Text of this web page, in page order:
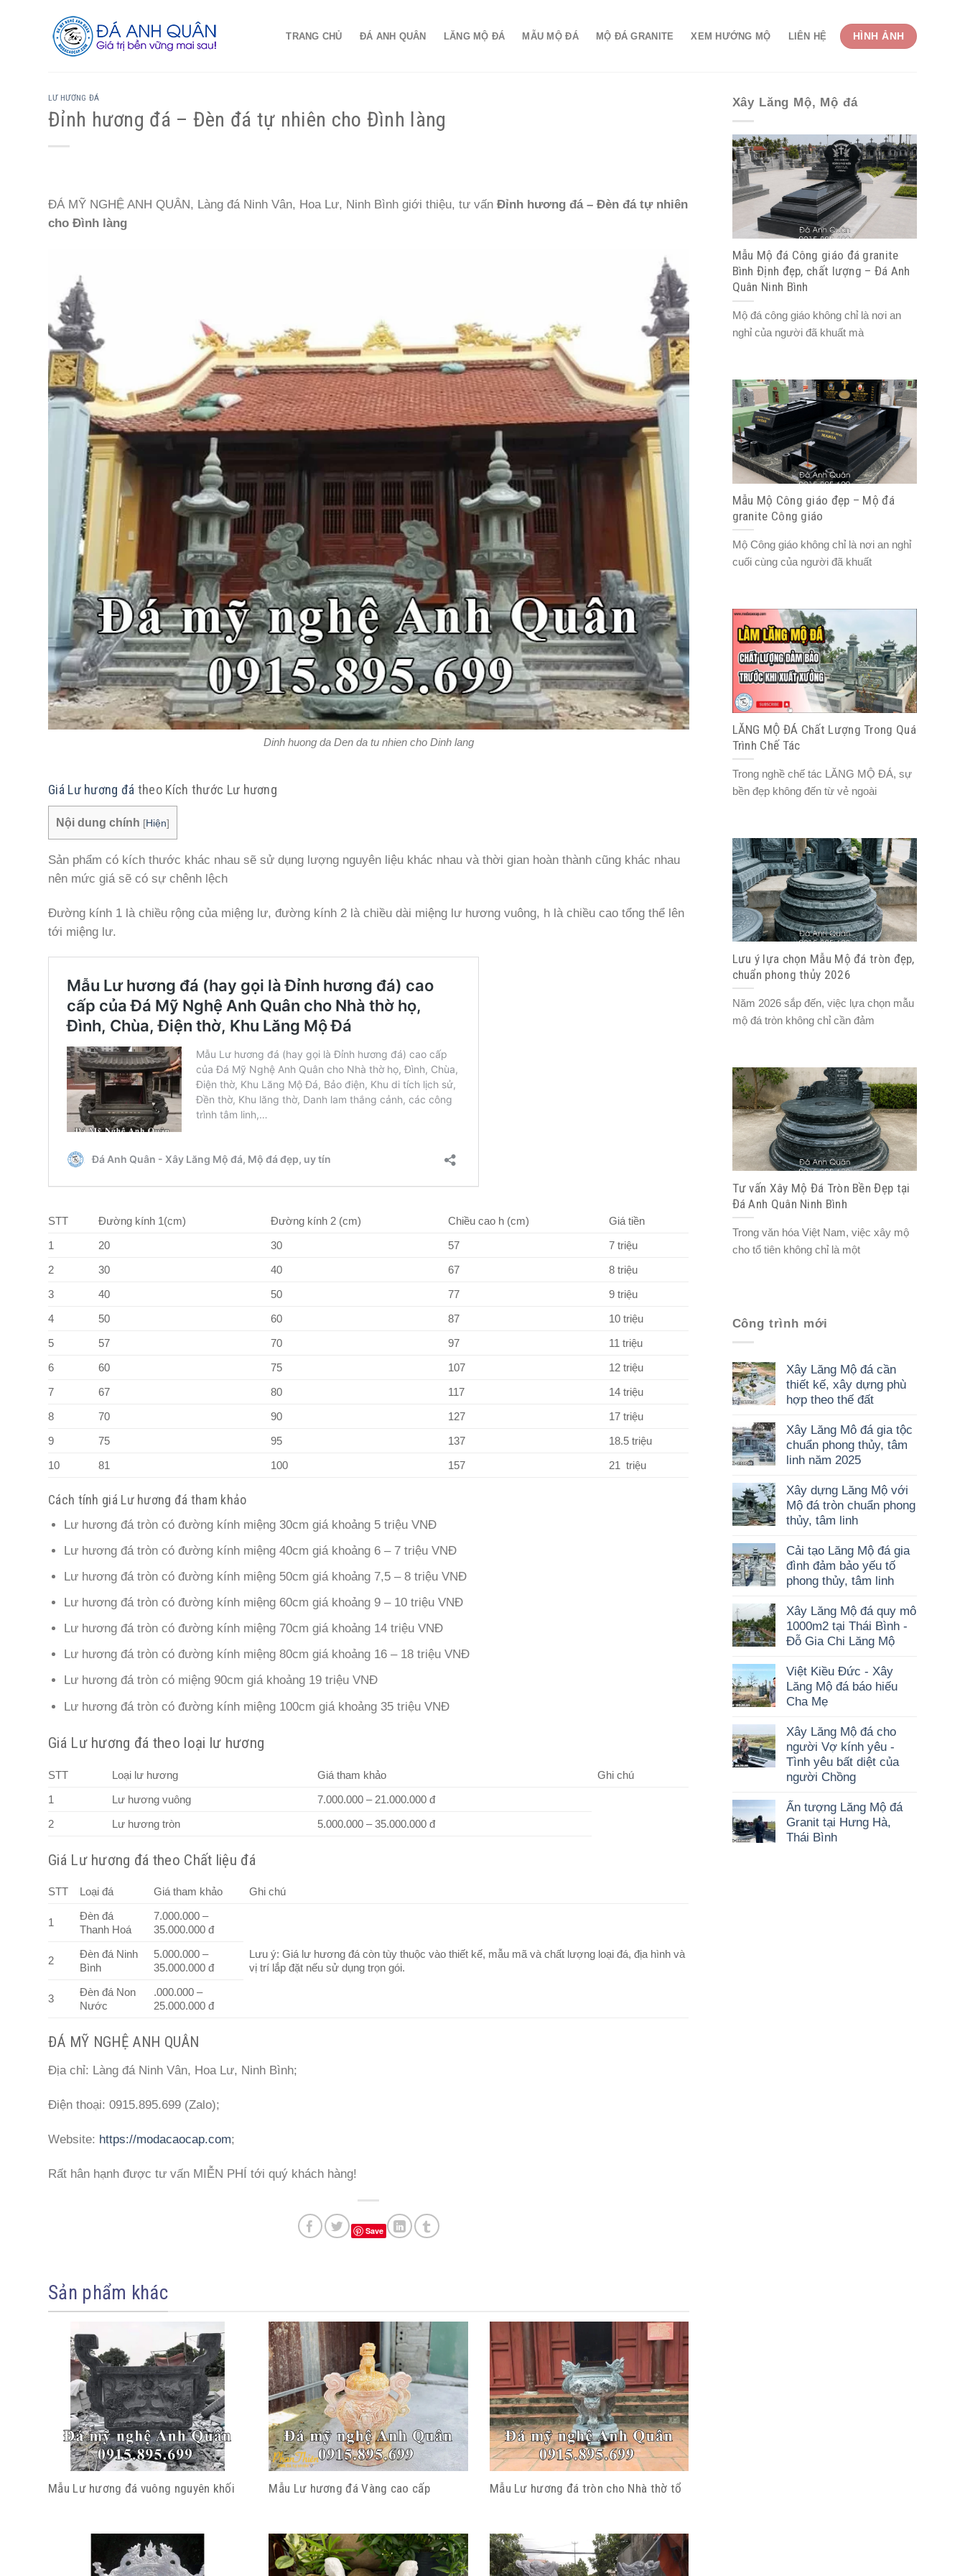
TRANG CHỦ ĐÁ ANH QUÂN LĂNG MỘ ĐÁ MẪU MỘ ĐÁ MỘ ĐÁ GRANITE XEM HƯỚNG MỘ LIÊN HỆ HÌNH ẢNH
LƯ HƯƠNG ĐÁ
Đỉnh hương đá – Đèn đá tự nhiên cho Đình làng
ĐÁ MỸ NGHỆ ANH QUÂN, Làng đá Ninh Vân, Hoa Lư, Ninh Bình giới thiệu, tư vấn Đỉnh hương đá – Đèn đá tự nhiên
cho Đình làng
Dinh huong da Den da tu nhien cho Dinh lang
Giá Lư hương đá theo Kích thước Lư hương
Nội dung chính [Hiện]
Sản phẩm có kích thước khác nhau sẽ sử dụng lượng nguyên liệu khác nhau và thời gian hoàn thành cũng khác nhau
nên mức giá sẽ có sự chênh lệch
Đường kính 1 là chiều rộng của miệng lư, đường kính 2 là chiều dài miệng lư hương vuông, h là chiều cao tổng thể lên
tới miệng lư.
STT Đường kính 1(cm) Đường kính 2 (cm) Chiều cao h (cm)
Giá tiền
1
20 30 57
7 triệu
2
30 40 67
8 triệu
3
40 50 77
9 triệu
4
50 60 87
10 triệu
5
57 70 97
11 triệu
6
60 75 107
12 triệu
7
67 80 117
14 triệu
8
70 90 127
17 triệu
9
75 95 137
18.5 triệu
10
81 100 157 21 triệu
Cách tính giá Lư hương đá tham khảo
Lư hương đá tròn có đường kính miệng 30cm giá khoảng 5 triệu VNĐ
Lư hương đá tròn có đường kính miệng 40cm giá khoảng 6 – 7 triệu VNĐ
Lư hương đá tròn có đường kính miệng 50cm giá khoảng 7,5 – 8 triệu VNĐ
Lư hương đá tròn có đường kính miệng 60cm giá khoảng 9 – 10 triệu VNĐ
Lư hương đá tròn có đường kính miệng 70cm giá khoảng 14 triệu VNĐ
Lư hương đá tròn có đường kính miệng 80cm giá khoảng 16 – 18 triệu VNĐ
Lư hương đá tròn có miệng 90cm giá khoảng 19 triệu VNĐ
Lư hương đá tròn có đường kính miệng 100cm giá khoảng 35 triệu VNĐ
Giá Lư hương đá theo loại lư hương
STT Loại lư hương Giá tham khảo
Ghi chú
1
Lư hương vuông
7.000.000 – 21.000.000 đ
2
Lư hương tròn 5.000.000 – 35.000.000 đ
Giá Lư hương đá theo Chất liệu đá
STT Loại đá Giá tham khảo Ghi chú
1
Đèn đá
Thanh Hoá
7.000.000 –
35.000.000 đ
Lưu ý: Giá lư hương đá còn tùy thuộc vào thiết kế, mẫu mã và chất lượng loại đá, địa hình và
vị trí lắp đặt nếu sử dụng trọn gói.
2
Đèn đá Ninh
Bình
5.000.000 –
35.000.000 đ
3
Đèn đá Non
Nước
.000.000 –
25.000.000 đ
ĐÁ MỸ NGHỆ ANH QUÂN
Địa chỉ: Làng đá Ninh Vân, Hoa Lư, Ninh Bình;
Điện thoại: 0915.895.699 (Zalo);
Website: https://modacaocap.com;
Rất hân hạnh được tư vấn MIỄN PHÍ tới quý khách hàng!
Save
Sản phẩm khác
Mẫu Lư hương đá vuông nguyên khối Mẫu Lư hương đá Vàng cao cấp Mẫu Lư hương đá tròn cho Nhà thờ tổ
Xây Lăng Mộ, Mộ đá
Mẫu Mộ đá Công giáo đá granite
Bình Định đẹp, chất lượng – Đá Anh
Quân Ninh Bình
Mộ đá công giáo không chỉ là nơi an
nghỉ của người đã khuất mà
Mẫu Mộ Công giáo đẹp – Mộ đá
granite Công giáo
Mộ Công giáo không chỉ là nơi an nghỉ
cuối cùng của người đã khuất
LĂNG MỘ ĐÁ Chất Lượng Trong Quá
Trình Chế Tác
Trong nghề chế tác LĂNG MỘ ĐÁ, sự
bền đẹp không đến từ vẻ ngoài
Lưu ý lựa chọn Mẫu Mộ đá tròn đẹp,
chuẩn phong thủy 2026
Năm 2026 sắp đến, việc lựa chọn mẫu
mộ đá tròn không chỉ cần đảm
Tư vấn Xây Mộ Đá Tròn Bền Đẹp tại
Đá Anh Quân Ninh Bình
Trong văn hóa Việt Nam, việc xây mộ
cho tổ tiên không chỉ là một
Công trình mới
Xây Lăng Mộ đá cần
thiết kế, xây dựng phù
hợp theo thế đất
Xây Lăng Mô đá gia tộc
chuẩn phong thủy, tâm
linh năm 2025
Xây dựng Lăng Mộ với
Mộ đá tròn chuẩn phong
thủy, tâm linh
Cải tạo Lăng Mộ đá gia
đình đảm bảo yếu tố
phong thủy, tâm linh
Xây Lăng Mộ đá quy mô
1000m2 tại Thái Bình -
Đỗ Gia Chi Lăng Mộ
Việt Kiều Đức - Xây
Lăng Mộ đá báo hiếu
Cha Mẹ
Xây Lăng Mộ đá cho
người Vợ kính yêu -
Tình yêu bất diệt của
người Chồng
Ấn tượng Lăng Mộ đá
Granit tại Hưng Hà,
Thái Bình